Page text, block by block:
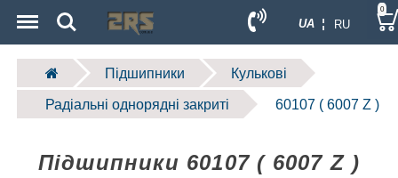
UA ¦ RU
Search 0
Підшипники Кулькові
Радіальні однорядні закриті 60107 ( 6007 Z )
Підшипники 60107 ( 6007 Z )